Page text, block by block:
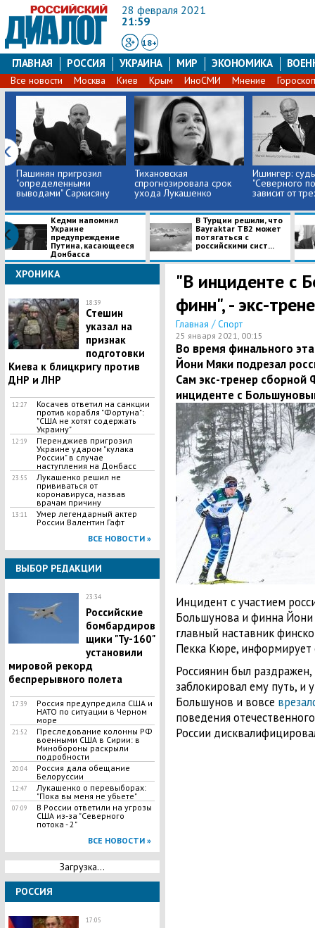
28 февраля 2021
21:59
18+
ГЛАВНАЯ РОССИЯ УКРАИНА МИР ЭКОНОМИКА
Все новости Москва Киев Крым ИноСМИ Мнение
Пашинян пригрозил
"определенными
выводами" Саркисяну
Тихановская
спрогнозировала срок
ухода Лукашенко
Ишингер:
"Северного
зависит от
Кедми напомнил
Украине
предупреждение
Путина, касающееся
Донбасса
В Турции решили, что
Bayraktar TB2 может
потягаться с
российскими сист...
ХРОНИКА
18:39
Стешин
указал на
признак
подготовки
Киева к блицкригу против
ДНР и ЛНР
12:27
​Косачев ответил на санкции
против корабля "Фортуна":
"США не хотят содержать
Украину"
12:19
Перенджиев пригрозил
Украине ударом "кулака
России" в случае
наступления на Донбасс
23:55
Лукашенко решил не
прививаться от
коронавируса, назвав
врачам причину
13:11
Умер легендарный актер
России Валентин Гафт
ВСЕ НОВОСТИ »
ВЫБОР РЕДАКЦИИ
23:34
Российские
бомбардиров
щики "Ту-160"
установили
мировой рекорд
беспрерывного полета
17:39
Россия предупредила США и
НАТО по ситуации в Черном
море
21:52
Преследование колонны РФ
военными США в Сирии: в
Минобороны раскрыли
подробности
20:04
Россия дала обещание
Белоруссии
12:47
​Лукашенко о перевыборах:
"Пока вы меня не убьете"
07:09
В России ответили на угрозы
США из-за "Северного
потока - 2"
ВСЕ НОВОСТИ »
Загрузка...
РОССИЯ
17:05
"В инциденте с
финн", - экс-
Главная / Спорт
25 января 2021, 00:15
Во время финального
Йони Мяки подрезал
Сам экс-тренер сборной
инциденте с
Инцидент с участием
Большунова и финна
главный наставник
Пекка Кюре, информирует
Россиянин был
заблокировал ему путь, и
Большунов и вовсе
поведения
России